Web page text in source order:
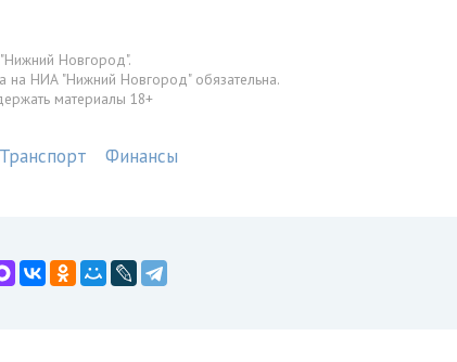
Новгород".
на НИА "Нижний Новгород" обязательна.
материалы 18+
Транспорт Финансы